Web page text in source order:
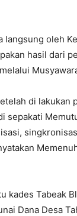
langsung oleh
hasil dari
di lakukan
sepakati
kades Tabeak
Dana Desa